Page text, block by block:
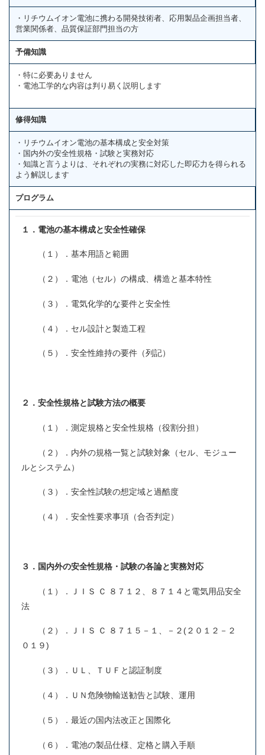
・リチウムイオン電池に携わる開発技術者、応用製品企画担当者、
営業関係者、品質保証部門担当の方
予備知識
・特に必要ありません
・電池工学的な内容は判り易く説明します
修得知識
・リチウムイオン電池の基本構成と安全対策
・国内外の安全性規格・試験と実務対応
・知識と言うよりは、それぞれの実務に対応した即応力を得られる
よう解説します
プログラム
１．電池の基本構成と安全性確保
（１）．基本用語と範囲
（２）．電池（セル）の構成、構造と基本特性
（３）．電気化学的な要件と安全性
（４）．セル設計と製造工程
（５）．安全性維持の要件（列記）
２．安全性規格と試験方法の概要
（１）．測定規格と安全性規格（役割分担）
（２）．内外の規格一覧と試験対象（セル、モジュー
ルとシステム）
（３）．安全性試験の想定域と過酷度
（４）．安全性要求事項（合否判定）
３．国内外の安全性規格・試験の各論と実務対応
（１）．ＪＩＳ Ｃ ８７１２、８７１４と電気用品安全
法
（２）．ＪＩＳ Ｃ ８７１５－１、－２(２０１２－２
０１９)
（３）．ＵＬ、ＴＵＦと認証制度
（４）．ＵＮ危険物輸送勧告と試験、運用
（５）．最近の国内法改正と国際化
（６）．電池の製品仕様、定格と購入手順